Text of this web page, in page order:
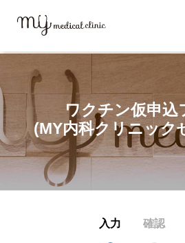
ワクチン仮申込フォーム
ワクチン仮申込
(MY内科クリニック
入力 確認